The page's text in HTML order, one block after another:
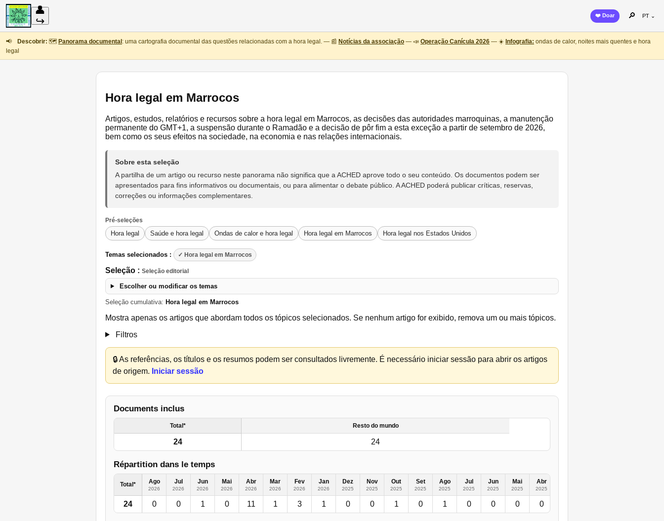
👤
↪
❤️ Doar 🔎 PT ⌄
📢 Descobrir: 🗺️ Panorama documental : uma cartografia documental das questões relacionadas com a hora legal. — 📰 Notícias da associação — 📣 Operação Canícula 2026 — ☀️ Infografia: ondas de calor, noites mais quentes e hora
legal
Hora legal em Marrocos
Artigos, estudos, relatórios e recursos sobre a hora legal em Marrocos, as decisões das autoridades marroquinas, a manutenção
permanente do GMT+1, a suspensão durante o Ramadão e a decisão de pôr fim a esta exceção a partir de setembro de 2026,
bem como os seus efeitos na sociedade, na economia e nas relações internacionais.
Sobre esta seleção
A partilha de um artigo ou recurso neste panorama não significa que a ACHED aprove todo o seu conteúdo. Os documentos podem ser
apresentados para fins informativos ou documentais, ou para alimentar o debate público. A ACHED poderá publicar críticas, reservas,
correções ou informações complementares.
Pré-seleções
Hora legal Saúde e hora legal Ondas de calor e hora legal Hora legal em Marrocos Hora legal nos Estados Unidos
Temas selecionados : ✓ Hora legal em Marrocos
Seleção : Seleção editorial
Escolher ou modificar os temas
Seleção cumulativa: Hora legal em Marrocos
Mostra apenas os artigos que abordam todos os tópicos selecionados. Se nenhum artigo for exibido, remova um ou mais tópicos.
Filtros
🔒As referências, os títulos e os resumos podem ser consultados livremente. É necessário iniciar sessão para abrir os artigos
de origem. Iniciar sessão
Documents inclus
Total* Resto do mundo
24 24
Répartition dans le temps
Total* Ago
2026
Jul
2026
Jun
2026
Mai
2026
Abr
2026
Mar
2026
Fev
2026
Jan
2026
Dez
2025
Nov
2025
Out
2025
Set
2025
Ago
2025
Jul
2025
Jun
2025
Mai
2025
Abr
2025
24 0 0 1 0 11 1 3 1 0 0 1 0 1 0 0 0 0